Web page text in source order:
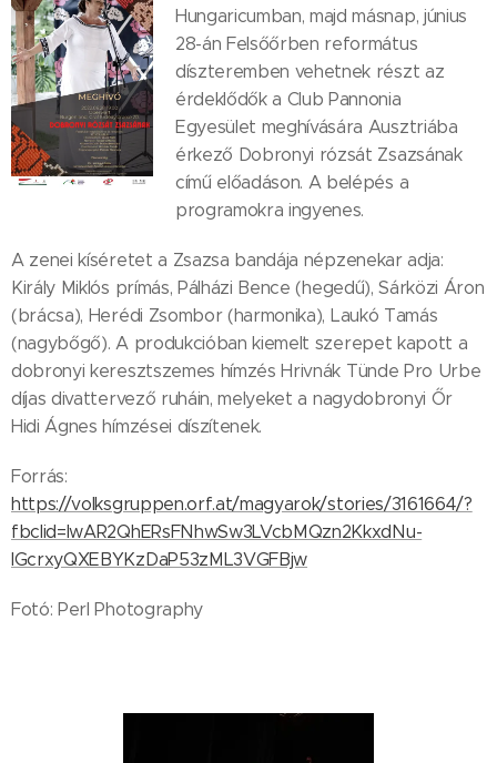
Hungaricumban, majd másnap, június
28-án Felsőőrben református
díszteremben vehetnek részt az
érdeklődők a Club Pannonia
Egyesület meghívására Ausztriába
érkező Dobronyi rózsát Zsazsának
című előadáson. A belépés a
programokra ingyenes.
A zenei kíséretet a Zsazsa bandája népzenekar adja:
Király Miklós prímás, Pálházi Bence (hegedű), Sárközi Áron
(brácsa), Herédi Zsombor (harmonika), Laukó Tamás
(nagybőgő). A produkcióban kiemelt szerepet kapott a
dobronyi keresztszemes hímzés Hrivnák Tünde Pro Urbe
díjas divattervező ruháin, melyeket a nagydobronyi Őr
Hidi Ágnes hímzései díszítenek.
Forrás:
https://volksgruppen.orf.at/magyarok/stories/3161664/?
fbclid=IwAR2QhERsFNhwSw3LVcbMQzn2KkxdNu-
lGcrxyQXEBYKzDaP53zML3VGFBjw
Fotó: Perl Photography